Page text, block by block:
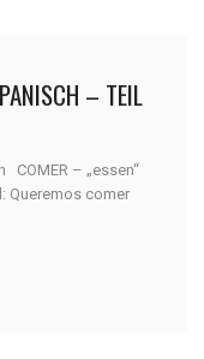
– TEIL
COMER – „essen“
Queremos comer